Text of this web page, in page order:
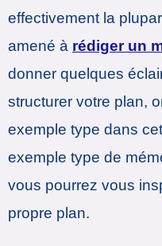
effectivement la
amené à rédiger un
donner quelques
structurer votre plan,
exemple type dans cet
exemple type de
vous pourrez vous
propre plan.